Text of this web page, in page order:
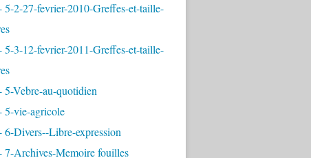
5-2-27-fevrier-2010-Greffes-et-taille-
5-3-12-fevrier-2011-Greffes-et-taille-
5-Vebre-au-quotidien
5-vie-agricole
6-Divers--Libre-expression
7-Archives-Memoire fouilles